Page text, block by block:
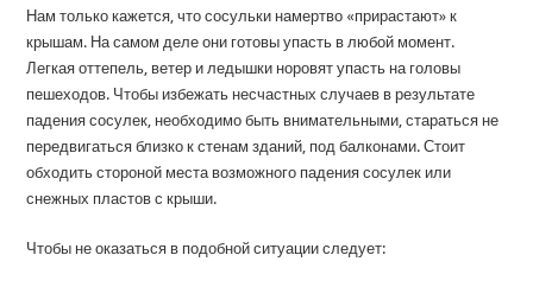
Нам только кажется, что сосульки намертво «прирастают» к
крышам. На самом деле они готовы упасть в любой момент.
Легкая оттепель, ветер и ледышки норовят упасть на головы
пешеходов. Чтобы избежать несчастных случаев в результате
падения сосулек, необходимо быть внимательными, стараться не
передвигаться близко к стенам зданий, под балконами. Стоит
обходить стороной места возможного падения сосулек или
снежных пластов с крыши.
Чтобы не оказаться в подобной ситуации следует: